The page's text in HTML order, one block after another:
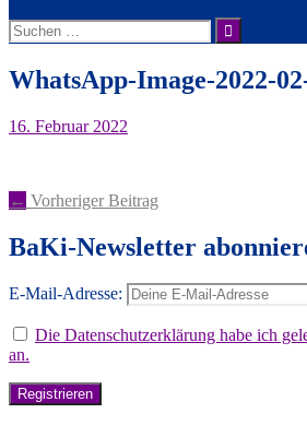
Suche
nach:
WhatsApp-Image-2022-
16. Februar 2022
Artikel-
Navigation
← Vorheriger Beitrag
BaKi-Newsletter
E-Mail-Adresse:
Die Datenschutzerklärung habe ich
an.